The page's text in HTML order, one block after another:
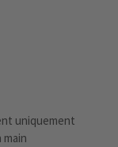
uniquement
main